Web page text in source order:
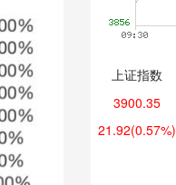
上证指数
3900.35
21.92(0.57%)